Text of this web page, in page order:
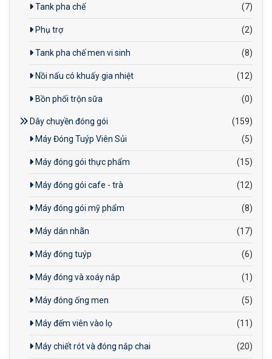
Tank pha chế (7)
Phụ trợ (2)
Tank pha chế men vi sinh (8)
Nồi nấu có khuấy gia nhiệt (12)
Bồn phối trộn sữa (0)
Dây chuyền đóng gói
(159)
Máy Đóng Tuýp Viên Sủi
(5)
Máy đóng gói thực phẩm (15)
Máy đóng gói cafe - trà (12)
Máy đóng gói mỹ phẩm (8)
Máy dán nhãn (17)
Máy đóng tuýp (6)
Máy đóng và xoáy nắp (1)
Máy đóng ống men (5)
Máy đếm viên vào lọ (11)
Máy chiết rót và đóng nắp chai (20)